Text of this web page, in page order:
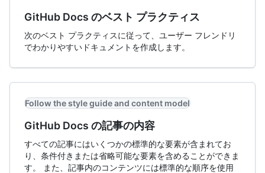
GitHub Docs のベスト プラクティス
次のベスト プラクティスに従って、ユーザー フレンドリ
でわかりやすいドキュメントを作成します。
Follow the style guide and content model
GitHub Docs の記事の内容
すべての記事にはいくつかの標準的な要素が含まれてお
り、条件付きまたは省略可能な要素を含めることができま
す。 また、記事内のコンテンツには標準的な順序を使用